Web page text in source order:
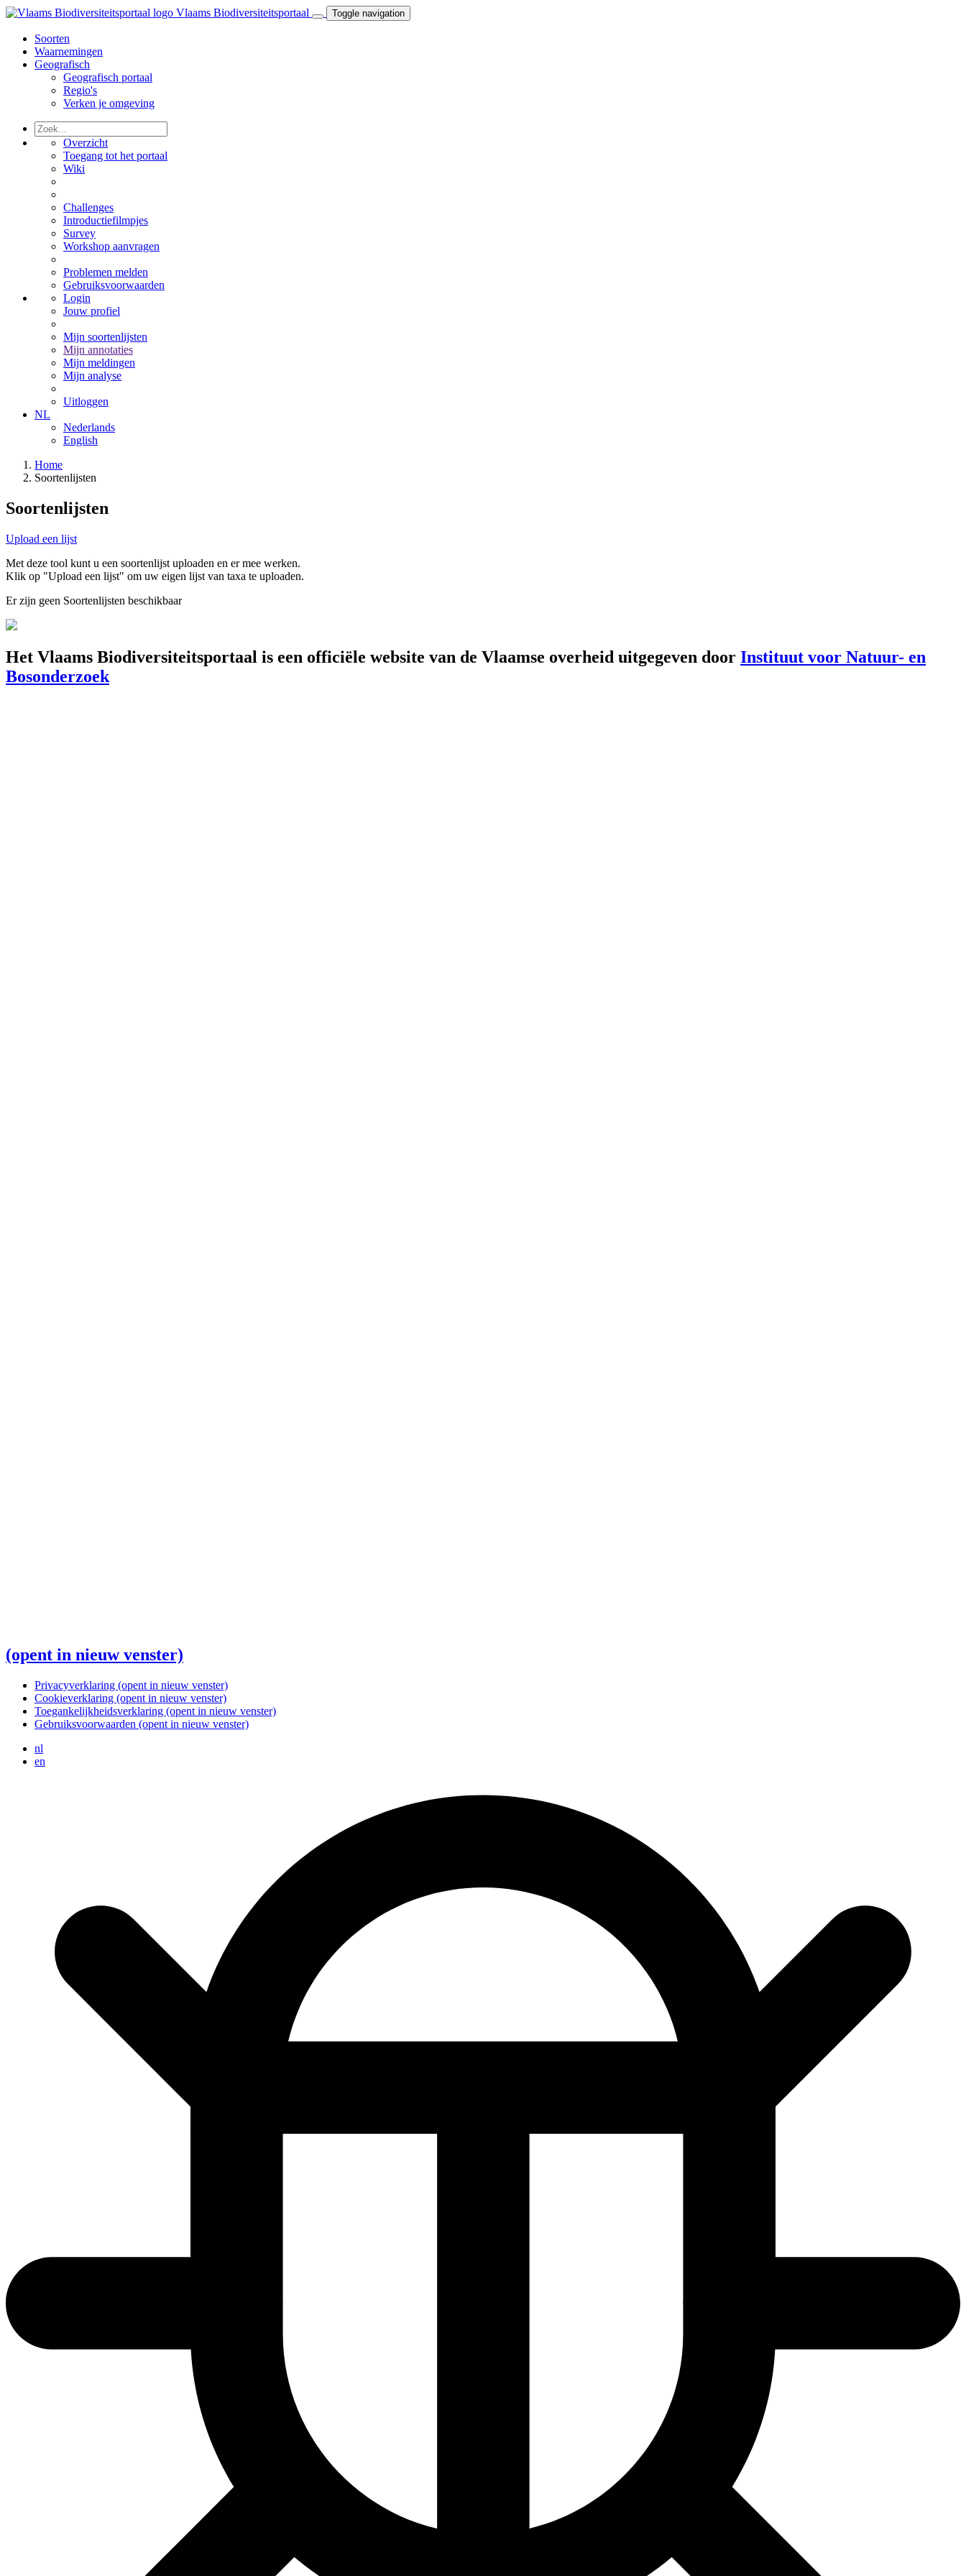
Vlaams Biodiversiteitsportaal Toggle navigation
Soorten
Waarnemingen
Geografisch
Geografisch portaal
Regio's
Verken je omgeving
Overzicht
Toegang tot het portaal
Wiki
Challenges
Introductiefilmpjes
Survey
Workshop aanvragen
Problemen melden
Gebruiksvoorwaarden
Login
Jouw profiel
Mijn soortenlijsten
Mijn annotaties
Mijn meldingen
Mijn analyse
Uitloggen
NL
Nederlands
English
Home
Soortenlijsten
Soortenlijsten
Upload een lijst
Met deze tool kunt u een soortenlijst uploaden en er mee werken.
Klik op "Upload een lijst" om uw eigen lijst van taxa te uploaden.
Er zijn geen Soortenlijsten beschikbaar
Het Vlaams Biodiversiteitsportaal is een officiële website van de Vlaamse overheid uitgegeven door Instituut voor Natuur- en
Bosonderzoek
(opent in nieuw venster)
Privacyverklaring (opent in nieuw venster)
Cookieverklaring (opent in nieuw venster)
Toegankelijkheidsverklaring (opent in nieuw venster)
Gebruiksvoorwaarden (opent in nieuw venster)
nl
en